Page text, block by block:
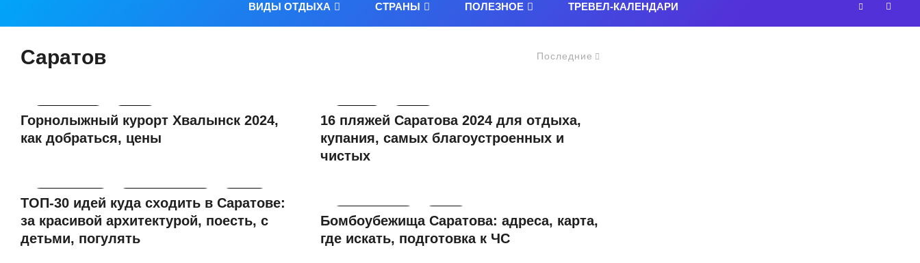
ВИДЫ ОТДЫХА СТРАНЫ ПОЛЕЗНОЕ ТРЕВЕЛ-КАЛЕНДАРИ
Последние
Саратов
Горнолыжное Россия
Горнолыжный курорт Хвалынск 2024,
как добраться, цены
Архитектурное Гастрономическое
Детское
Культурное
Россия
ТОП-30 идей куда сходить в Саратове:
за красивой архитектурой, поесть, с
детьми, погулять
Пляжное Россия
16 пляжей Саратова 2024 для отдыха,
купания, самых благоустроенных и
чистых
Познавательное Россия
Бомбоубежища Саратова: адреса, карта,
где искать, подготовка к ЧС